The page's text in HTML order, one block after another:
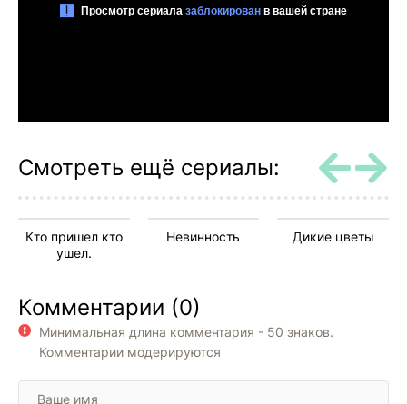
Смотреть ещё сериалы:
Кто пришел кто
ушел.
Невинность Дикие цветы
Комментарии (0)
Минимальная длина комментария - 50 знаков.
Комментарии модерируются